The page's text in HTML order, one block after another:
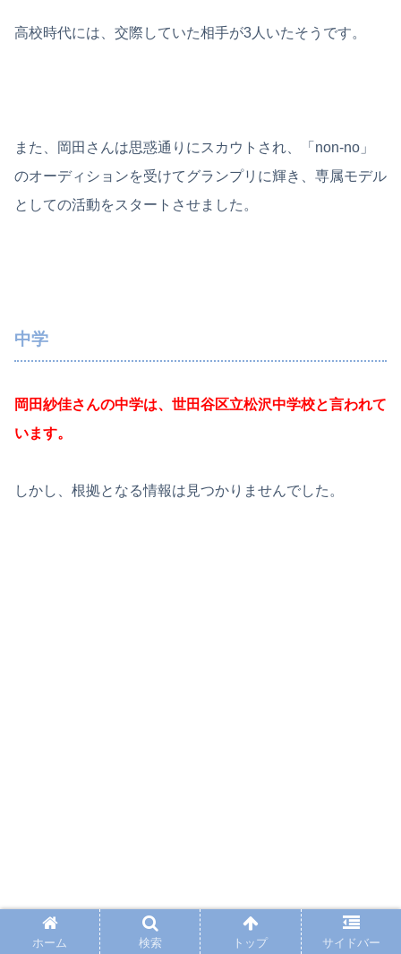
高校時代には、交際していた相手が3人いたそうです。
また、岡田さんは思惑通りにスカウトされ、「non-no」
のオーディションを受けてグランプリに輝き、専属モデル
としての活動をスタートさせました。
中学
岡田紗佳さんの中学は、世田谷区立松沢中学校と言われて
います。
しかし、根拠となる情報は見つかりませんでした。
ホーム 検索 トップ サイドバー